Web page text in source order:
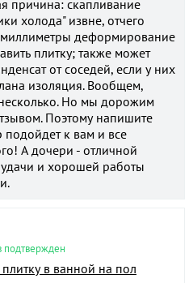
причина: скапливание
холода" извне, отчего
деформирование
плитку; также может
от соседей, если у них
изоляция. Вообщем,
Но мы дорожим
Поэтому напишите
подойдет к вам и все
А дочери - отличной
и хорошей работы
подтвержден
в ванной на пол